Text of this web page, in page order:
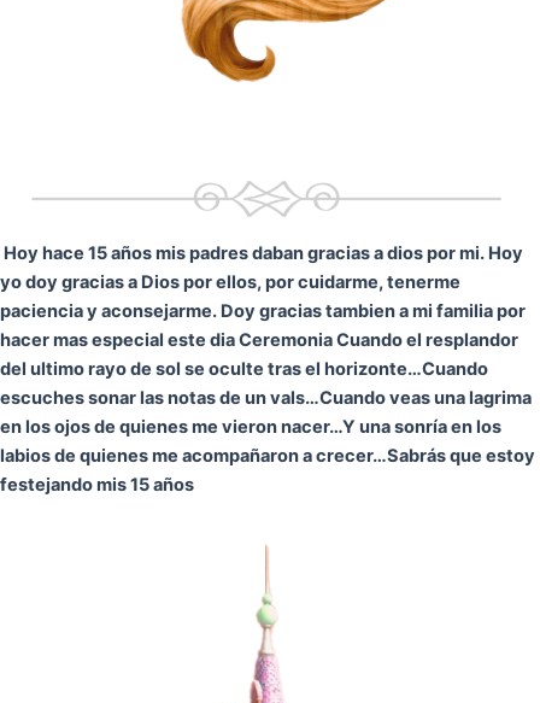
Hoy hace 15 años mis padres daban gracias a dios por mi. Hoy
yo doy gracias a Dios por ellos, por cuidarme, tenerme
paciencia y aconsejarme. Doy gracias tambien a mi familia por
hacer mas especial este dia CeremoniaCuando el resplandor
del ultimo rayo de sol se oculte tras el horizonte…Cuando
escuches sonar las notas de un vals…Cuando veas una lagrima
en los ojos de quienes me vieron nacer…Y una sonría en los
labios de quienes me acompañaron a crecer…Sabrás que estoy
festejando mis 15 años